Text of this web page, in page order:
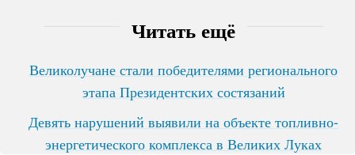
Читать ещё
Великолучане стали победителями регионального
этапа Президентских состязаний
Девять нарушений выявили на объекте топливно-
энергетического комплекса в Великих Луках